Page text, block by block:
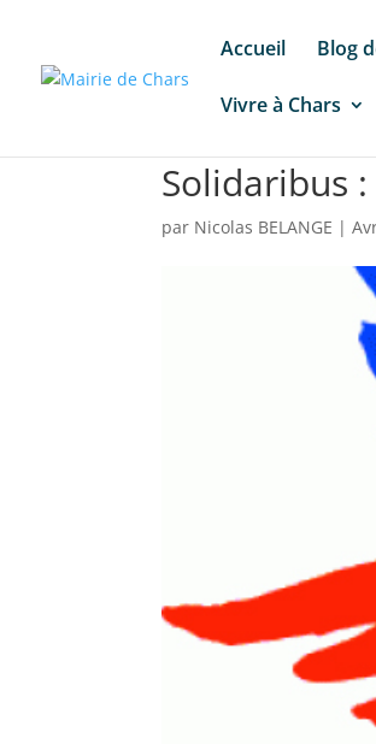
Accueil Blog
Vivre à Chars
Solidaribus
par Nicolas BELANGE |